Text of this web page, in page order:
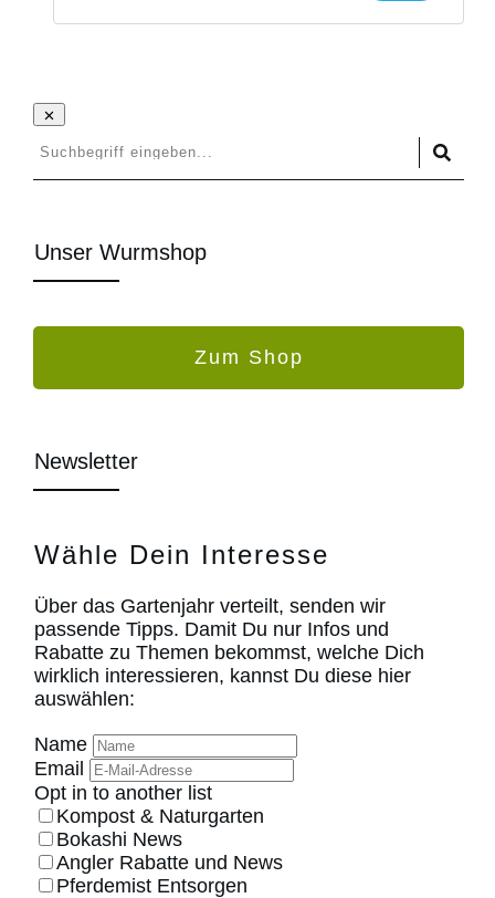
Unser Wurmshop
Zum Shop
Newsletter
Wähle Dein Interesse
Über das Gartenjahr verteilt, senden wir
passende Tipps. Damit Du nur Infos und
Rabatte zu Themen bekommst, welche Dich
wirklich interessieren, kannst Du diese hier
auswählen:
Name
Email
Opt in to another list
Kompost & Naturgarten
Bokashi News
Angler Rabatte und News
Pferdemist Entsorgen